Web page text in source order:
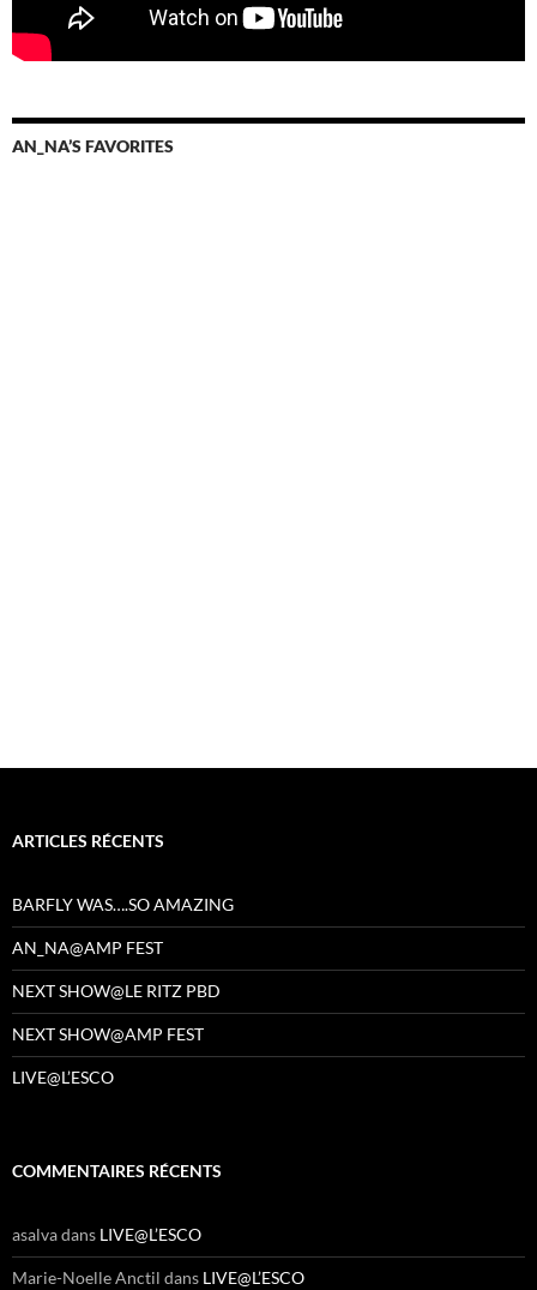
AN_NA’S FAVORITES
ARTICLES RÉCENTS
BARFLY WAS….SO AMAZING
AN_NA@AMP FEST
NEXT SHOW@LE RITZ PBD
NEXT SHOW@AMP FEST
LIVE@L’ESCO
COMMENTAIRES RÉCENTS
asalvadans LIVE@L’ESCO
Marie-Noelle Anctil dans LIVE@L’ESCO